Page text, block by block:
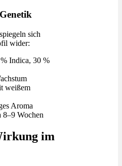
sich
wider:
Indica, 30 %
weißem
Aroma
Wochen
im